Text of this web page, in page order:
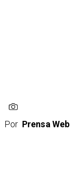
Por Prensa Web